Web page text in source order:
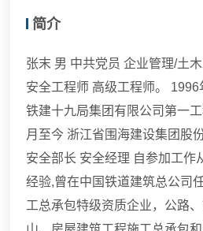
简介
张末 男 中共党员 企业管理/土
安全工程师 高级工程师。
铁建十九局集团有限公司第一
月至今 浙江省围海建设集团股
安全部长 安全经理 自参加工作
经验,曾在中国铁道建筑总公司
工总承包特级资质企业，公路